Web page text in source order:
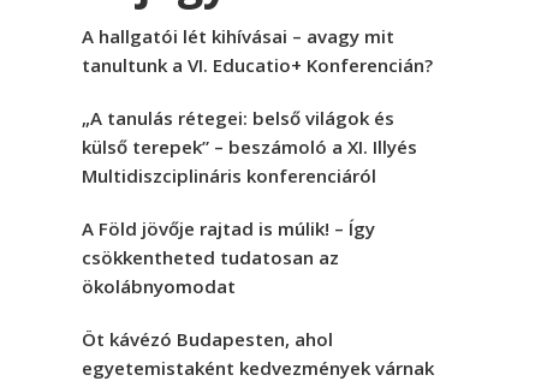
A hallgatói lét kihívásai – avagy mit
tanultunk a VI. Educatio+ Konferencián?
„A tanulás rétegei: belső világok és
külső terepek” – beszámoló a XI. Illyés
Multidiszciplináris konferenciáról
A Föld jövője rajtad is múlik! – Így
csökkentheted tudatosan az
ökolábnyomodat
Öt kávézó Budapesten, ahol
egyetemistaként kedvezmények várnak